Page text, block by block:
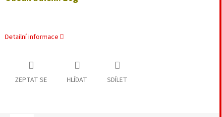
Detailní informace
ZEPTAT SE HLÍDAT SDÍLET